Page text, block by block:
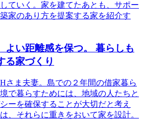
ていく。家を建てたあとも、サポー
家のあり方を提案する家を紹介す
よい距離感を保つ。 暮らしも
る家づくり
さま夫妻。島での２年間の借家暮ら
で暮らすためには、地域の人たちと
ーを確保することが大切だと考え
、それらに重きをおいて家を設計。